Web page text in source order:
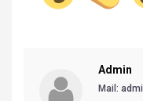
Admin
Mail: